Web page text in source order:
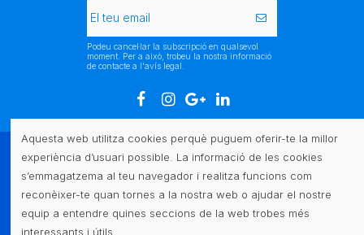
Podeu cancel·lar la subscripció en qualsevol
moment. Per a això, trobeu la nostra informació
de contacte a l'avís legal.
Atenció al client
Legal
Aquesta web utilitza cookies perquè puguem oferir-te la millor
experiència d’usuari possible. La informació de les cookies
s’emmagatzema al teu navegador i realitza funcions com
reconèixer-te quan tornes a la nostra web o ajudar el nostre
equip a entendre quines seccions de la web trobes més
interessants i útils.